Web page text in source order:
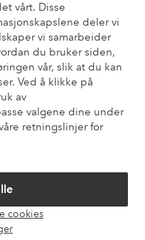
vårt. Disse
deler vi
vi samarbeider
du bruker siden,
vår, slik at du kan
Ved å klikke på
av
valgene dine under
retningslinjer for
cookies
i vår FAQ. Du finner
kontakte oss.
Betalingsmåte